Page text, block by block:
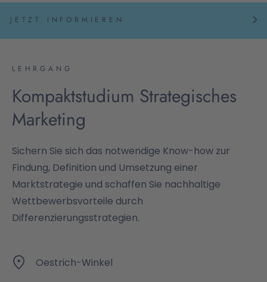
JETZT INFORMIEREN
LEHRGANG
Kompaktstudium Strategisches
Marketing
Sichern Sie sich das notwendige Know-how zur
Findung, Definition und Umsetzung einer
Marktstrategie und schaffen Sie nachhaltige
Wettbewerbsvorteile durch
Differenzierungsstrategien.
Oestrich-Winkel